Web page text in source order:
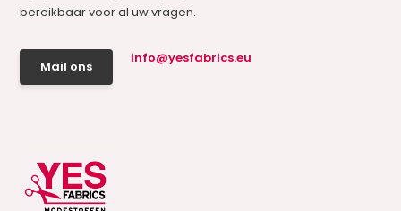
bereikbaar voor al uw vragen.
Mail ons
info@yesfabrics.eu